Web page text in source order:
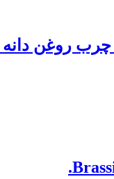
چرب روغن